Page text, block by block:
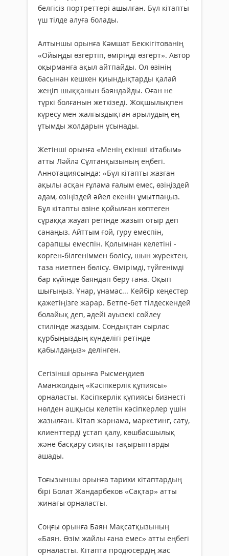
белгісіз портреттері ашылған. Бұл кітапты
үш тілде алуға болады.
Алтыншы орынға Кәмшат Бекжігітованің
«Ойыңды өзгертіп, өміріңді өзгерт». Автор
оқырманға ақыл айтпайды. Ол өзінің
басынан кешкен қиындықтарды қалай
жеңіп шыққанын баяндайды. Оған не
түркі болғанын жеткізеді. Жоқшылықпен
күресу мен жалғыздықтан арылудың ең
ұтымды жолдарын ұсынады.
Жетінші орынға «Менің екінші кітабым»
атты Ләйлә Сұлтанқызының еңбегі.
Аннотациясында: «Бұл кітапты жазған
ақылы асқан ғұлама ғалым емес, өзіңіздей
адам, өзіңіздей әйел екенін ұмытпаңыз.
Бұл кітапты өзіне қойылған көптеген
сұраққа жауап ретінде жазып отыр деп
санаңыз. Айттым ғой, гуру емеспін,
сарапшы емеспін. Қолымнан келетіні -
көрген-білгеніммен бөлісу, шын жүректен,
таза ниетпен бөлісу. Өмірімді, түйгенімді
бар күйінде баяндап беру ғана. Оқып
шығыңыз. Ұнар, ұнамас... Кейбір кеңестер
қажетіңізге жарар. Бетпе-бет тілдескендей
болайық деп, әдейі ауызекі сөйлеу
стилінде жаздым. Сондықтан сырлас
құрбыңыздың күнделігі ретінде
қабылдаңыз» делінген.
Сегізінші орынға Рысмендиев
Аманжолдың «Кәсіпкерлік құпиясы»
орналасты. Кәсіпкерлік құпиясы бизнесті
нөлден ашқысы келетін кәсіпкерлер үшін
жазылған. Кітап жарнама, маркетинг, сату,
клиенттерді ұстап қалу, көшбасшылық
және басқару сияқты тақырыптарды
ашады.
Тоғызыншы орынға тарихи кітаптардың
бірі Болат Жандарбеков «Сақтар» атты
жинағы орналасты.
Соңғы орынға Баян Мақсатқызының
«Баян. Өзім жайлы ғана емес» атты еңбегі
орналасты. Кітапта продюсердің жас